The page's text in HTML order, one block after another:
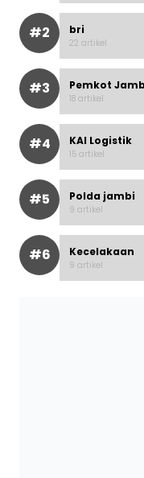
#2 bri
22 artikel
#3 Pemkot
18 artikel
#4 KAI Logistik
15 artikel
#5 Polda jambi
9 artikel
#6 Kecelakaan
9 artikel